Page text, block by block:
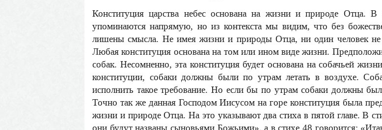
Конституция царства небес основана на жизни и природе Отца.
упоминаются напрямую, но из контекста мы видим, что без
лишены смысла. Не имея жизни и природы Отца, ни один человек не
Любая конституция основана на том или ином виде жизни.
собак. Несомненно, эта конституция будет основана на собачьей
конституции, собаки должны были по утрам летать в воздухе.
исполнить такое требование. Но если бы по утрам собаки должны
Точно так же данная Господом Иисусом на горе конституция была
жизни и природе Отца. На это указывают два стиха в пятой главе. В